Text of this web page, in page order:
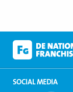
SOCIAL MEDIA